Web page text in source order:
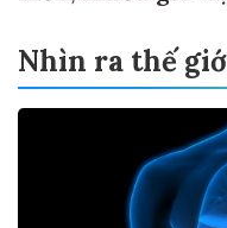
Nhìn ra thế